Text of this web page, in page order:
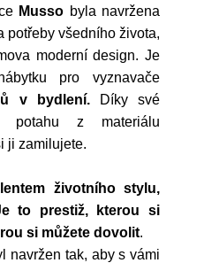
Musso byla navržena
potřeby všedního života,
moderní design. Je
pro vyznavače
v bydlení.Díky své
potahu z materiálu
ji zamilujete.
životního stylu,
to prestiž, kterou si
si můžete dovolit.
navržen tak, aby s vámi